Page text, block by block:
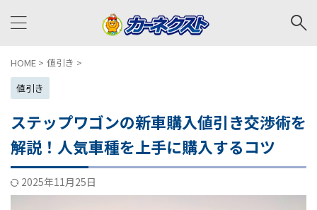
HOME > 値引き >
値引き
ステップワゴンの新車購入値引き交渉術を
解説！人気車種を上手に購入するコツ
2025年11月25日